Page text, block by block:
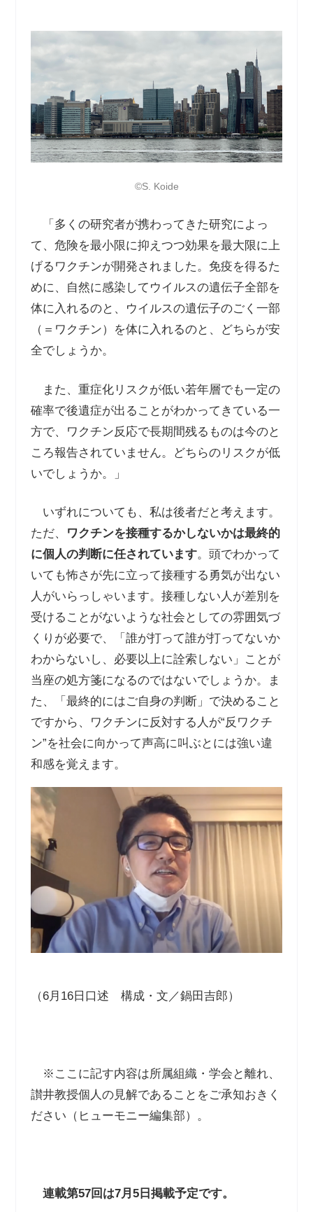
©️S. Koide
「多くの研究者が携わってきた研究によっ
て、危険を最小限に抑えつつ効果を最大限に上
げるワクチンが開発されました。免疫を得るた
めに、自然に感染してウイルスの遺伝子全部を
体に入れるのと、ウイルスの遺伝子のごく一部
（＝ワクチン）を体に入れるのと、どちらが安
全でしょうか。
また、重症化リスクが低い若年層でも一定の
確率で後遺症が出ることがわかってきている一
方で、ワクチン反応で長期間残るものは今のと
ころ報告されていません。どちらのリスクが低
いでしょうか。」
いずれについても、私は後者だと考えます。
ただ、
ワクチンを接種するかしないかは最終的
に個人の判断に任されています。頭でわかって
いても怖さが先に立って接種する勇気が出ない
人がいらっしゃいます。接種しない人が差別を
受けることがないような社会としての雰囲気づ
くりが必要で、「誰が打って誰が打ってないか
わからないし、必要以上に詮索しない」ことが
当座の処方箋になるのではないでしょうか。ま
た、「最終的にはご自身の判断」で決めること
ですから、ワクチンに反対する人が“反ワクチ
ン”を社会に向かって声高に叫ぶとには強い違
和感を覚えます。
（6月 16日口述 構成・文／鍋田吉郎）
※ ここに記す内容は所属組織・学会と離れ、
讃井教授個人の見解であることをご承知おきく
ださい（ヒューモニー編集部）。
連載第57回は7月 5日掲載予定です。